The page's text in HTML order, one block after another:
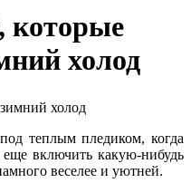
которые
холод
теплым пледиком, когда
включить какую-нибудь
веселее и уютней.